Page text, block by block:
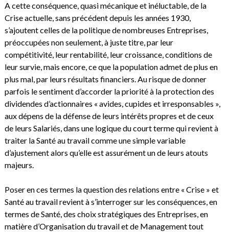
A cette conséquence, quasi mécanique et inéluctable, de la
Crise actuelle, sans précédent depuis les années 1930,
s’ajoutent celles de la politique de nombreuses Entreprises,
préoccupées non seulement, à juste titre, par leur
compétitivité, leur rentabilité, leur croissance, conditions de
leur survie, mais encore, ce que la population admet de plus en
plus mal, par leurs résultats financiers. Au risque de donner
parfois le sentiment d’accorder la priorité à la protection des
dividendes d’actionnaires « avides, cupides et irresponsables »,
aux dépens de la défense de leurs intérêts propres et de ceux
de leurs Salariés, dans une logique du court terme qui revient à
traiter la Santé au travail comme une simple variable
d’ajustement alors qu’elle est assurément un de leurs atouts
majeurs.
Poser en ces termes la question des relations entre « Crise » et
Santé au travail revient à s’interroger sur les conséquences, en
termes de Santé, des choix stratégiques des Entreprises, en
matière d’Organisation du travail et de Management tout